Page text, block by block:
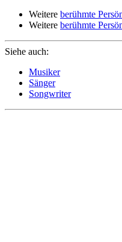
Weitere berühmte
Weitere berühmte
Siehe auch:
Musiker
Sänger
Songwriter